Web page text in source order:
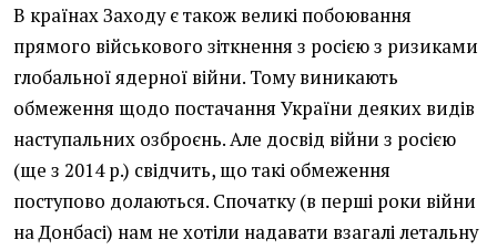
В країнах Заходу є також великі побоювання
прямого військового зіткнення з росією з ризиками
глобальної ядерної війни. Тому виникають
обмеження щодо постачання України деяких видів
наступальних озброєнь. Але досвід війни з росією
(ще з 2014 р.) свідчить, що такі обмеження
поступово долаються. Спочатку (в перші роки війни
на Донбасі) нам не хотіли надавати взагалі летальну